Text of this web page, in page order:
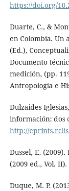
https://doi.org/
Duarte, C., &
en Colombia. Un
(Ed.),
Documento
medición, (pp.
Antropología e
Dulzaides
información: dos
http://
Dussel, E.
(2009 ed., Vol.
Duque, M. P.